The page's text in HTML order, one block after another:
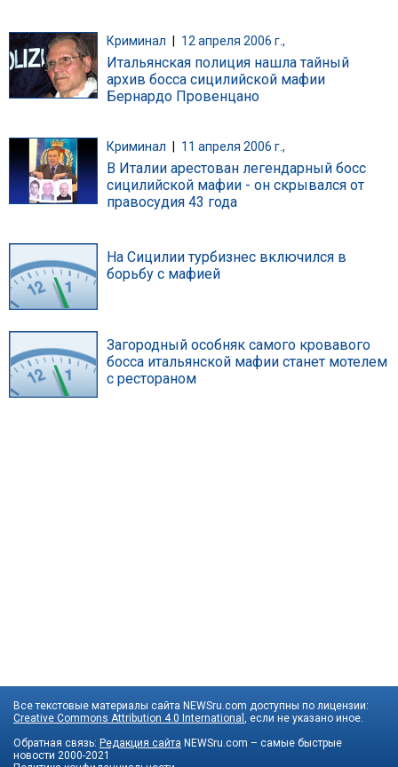
Криминал 12 апреля 2006 г.,
Итальянская полиция нашла тайный
архив босса сицилийской мафии
Бернардо Провенцано
Криминал 11 апреля 2006 г.,
В Италии арестован легендарный босс
сицилийской мафии - он скрывался от
правосудия 43 года
На Сицилии турбизнес включился в
борьбу с мафией
Загородный особняк самого кровавого
босса итальянской мафии станет мотелем
с рестораном
Все текстовые материалы сайта NEWSru.com доступны по лицензии:
Creative Commons Attribution 4.0 International , если не указано иное.
Обратная связь: Редакция сайта NEWSru.com – самые быстрые
новости 2000-2021